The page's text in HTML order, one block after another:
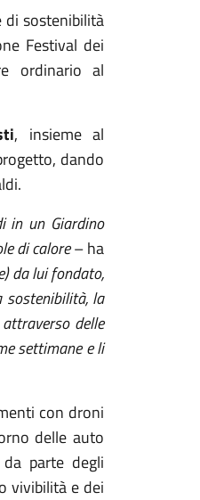
di sostenibilità
Festival dei
ordinario al
, insieme al
dando
in un Giardino
di calore– ha
da lui fondato,
sostenibilità, la
delle
settimane e li
con droni
delle auto
parte degli
vivibilità e dei